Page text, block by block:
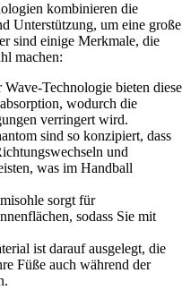
kombinieren die
Unterstützung, um eine große
sind einige Merkmale, die
machen:
Wave-Technologie bieten diese
wodurch die
verringert wird.
sind so konzipiert, dass
und
was im Handball
sorgt für
sodass Sie mit
ist darauf ausgelegt, die
Füße auch während der